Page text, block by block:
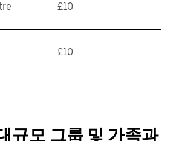
£10
£10
규모 그룹 및 가족과